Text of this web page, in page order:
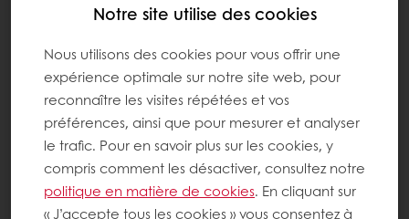
Notre site utilise des cookies
Nous utilisons des cookies pour vous offrir une
expérience optimale sur notre site web, pour
reconnaître les visites répétées et vos
préférences, ainsi que pour mesurer et analyser
le trafic. Pour en savoir plus sur les cookies, y
compris comment les désactiver, consultez notre
politique en matière de cookies. En cliquant sur
« J’accepte tous les cookies » vous consentez à